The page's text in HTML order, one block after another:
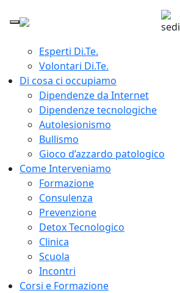
Chi siamo
Esperti Di.Te.
Volontari Di.Te.
Di cosa ci occupiamo
Dipendenze da Internet
Dipendenze tecnologiche
Autolesionismo
Bullismo
Gioco d’azzardo patologico
Come Interveniamo
Formazione
Consulenza
Prevenzione
Detox Tecnologico
Clinica
Scuola
Incontri
Corsi e Formazione
sedi